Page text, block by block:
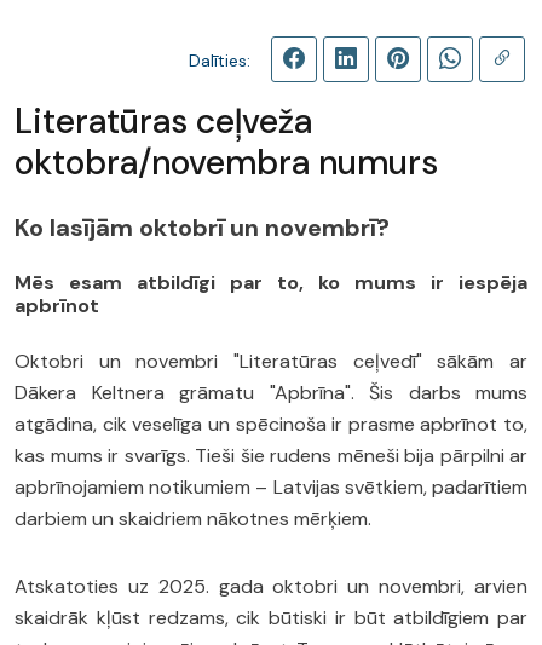
Dalīties:
Literatūras ceļveža
oktobra/novembra numurs
Ko lasījām oktobrī un novembrī?
Mēs esam atbildīgi par to, ko mums ir iespēja
apbrīnot
Oktobri un novembri "Literatūras ceļvedī" sākām ar
Dākera Keltnera grāmatu "Apbrīna". Šis darbs mums
atgādina, cik veselīga un spēcinoša ir prasme apbrīnot to,
kas mums ir svarīgs. Tieši šie rudens mēneši bija pārpilni ar
apbrīnojamiem notikumiem – Latvijas svētkiem, padarītiem
darbiem un skaidriem nākotnes mērķiem.
Atskatoties uz 2025. gada oktobri un novembri, arvien
skaidrāk kļūst redzams, cik būtiski ir būt atbildīgiem par